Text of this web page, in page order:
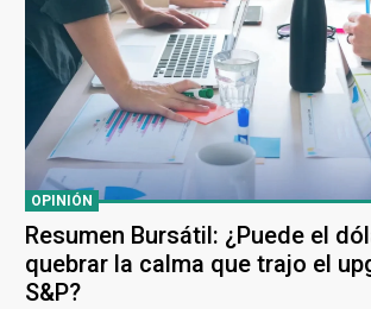
OPINIÓN
Resumen Bursátil: ¿Puede el
quebrar la calma que trajo el
S&P?